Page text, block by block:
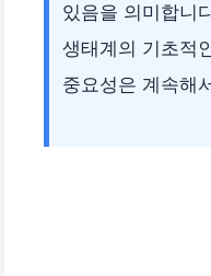
있음을 의미합니
생태계의 기초적
중요성은 계속해